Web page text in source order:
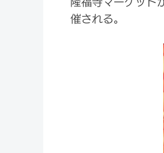
催される。